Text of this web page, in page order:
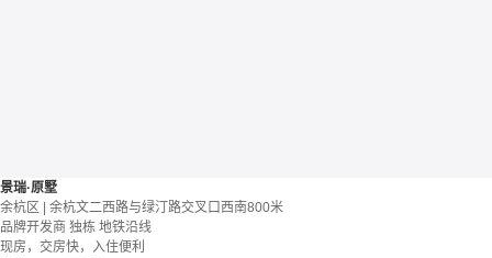
景瑞·原墅
余杭区 | 余杭文二西路与绿汀路交叉口西南800米
品牌开发商 独栋 地铁沿线
现房，交房快，入住便利